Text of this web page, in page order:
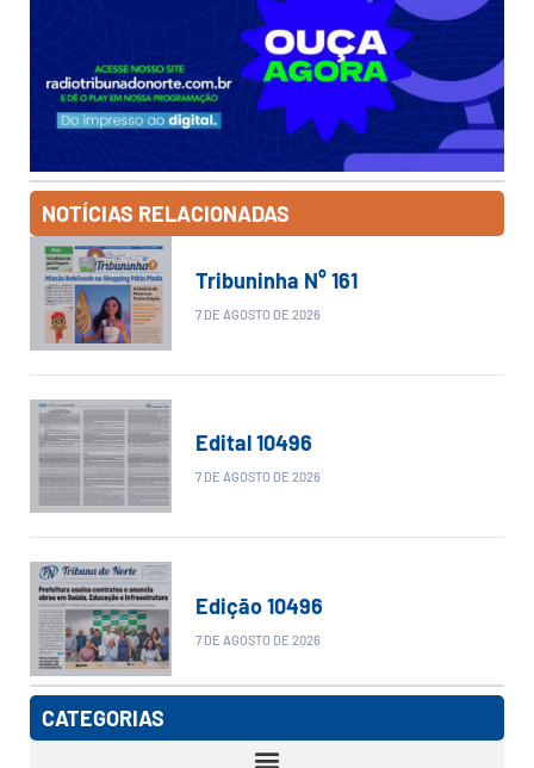
NOTÍCIAS RELACIONADAS
Tribuninha N° 161
7 DE AGOSTO DE 2026
Edital 10496
7 DE AGOSTO DE 2026
Edição 10496
7 DE AGOSTO DE 2026
CATEGORIAS